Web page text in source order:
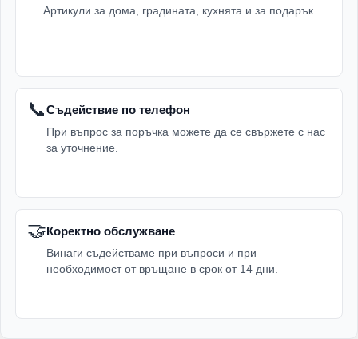
Артикули за дома, градината, кухнята и за подарък.
📞Съдействие по телефон
При въпрос за поръчка можете да се свържете с нас
за уточнение.
🤝Коректно обслужване
Винаги съдействаме при въпроси и при
необходимост от връщане в срок от 14 дни.